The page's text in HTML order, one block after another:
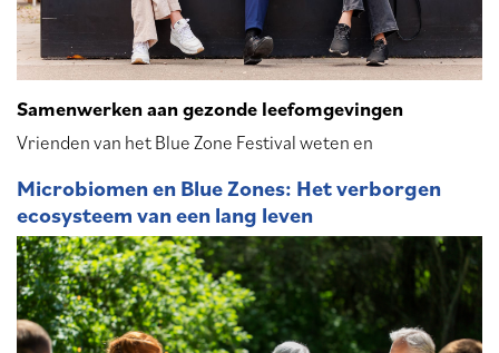
Samenwerken aan gezonde leefomgevingen
Vrienden van het Blue Zone Festival weten en
Microbiomen en Blue Zones: Het verborgen
ecosysteem van een lang leven